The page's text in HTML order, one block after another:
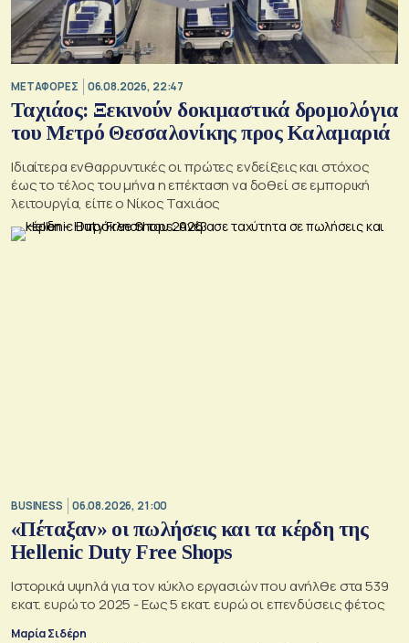
ΜΕΤΑΦΟΡΕΣ 06.08.2026, 22:47
Ταχιάος: Ξεκινούν δοκιμαστικά δρομολόγια
του Μετρό Θεσσαλονίκης προς Καλαμαριά
Ιδιαίτερα ενθαρρυντικές οι πρώτες ενδείξεις και στόχος
έως το τέλος του μήνα η επέκταση να δοθεί σε εμπορική
λειτουργία, είπε ο Νίκος Ταχιάος
BUSINESS 06.08.2026, 21:00
«Πέταξαν» οι πωλήσεις και τα κέρδη της
Hellenic Duty Free Shops
Ιστορικά υψηλά για τον κύκλο εργασιών που ανήλθε στα 539
εκατ. ευρώ το 2025 - Εως 5 εκατ. ευρώ οι επενδύσεις φέτος
Μαρία Σιδέρη